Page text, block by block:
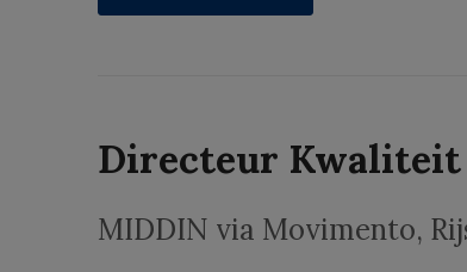
Directeur
MIDDIN via Movimento,